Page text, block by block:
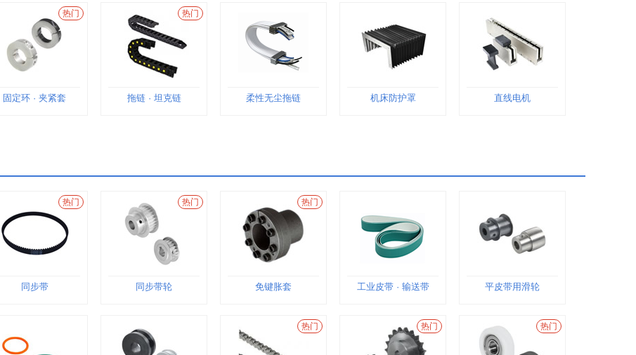
热门
固定环 · 夹紧套
热门
拖链 · 坦克链 柔性无尘拖链 机床防护罩 直线电机
热门
同步带
热门
同步带轮
热门
免键胀套 工业皮带 · 输送带 平皮带用滑轮
热门 热门 热门